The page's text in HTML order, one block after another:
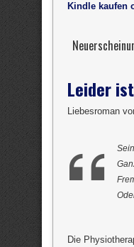
Kindle kaufen
Leider
Liebesroman
Die